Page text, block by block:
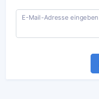
E-Mail-Adresse eingeben